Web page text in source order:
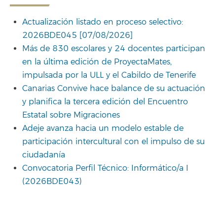
Actualización listado en proceso selectivo:
2026BDE045 [07/08/2026]
Más de 830 escolares y 24 docentes participan
en la última edición de ProyectaMates,
impulsada por la ULL y el Cabildo de Tenerife
Canarias Convive hace balance de su actuación
y planifica la tercera edición del Encuentro
Estatal sobre Migraciones
Adeje avanza hacia un modelo estable de
participación intercultural con el impulso de su
ciudadanía
Convocatoria Perfil Técnico: Informático/a I
(2026BDE043)